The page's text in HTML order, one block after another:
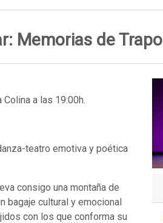
Memorias de Trapo
a las 19:00h.
teatro emotiva y poética
consigo una montaña de
bagaje cultural y emocional
con los que conforma su